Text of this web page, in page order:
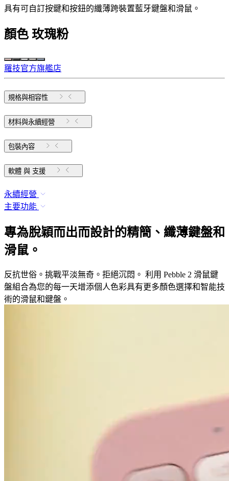
具有可自訂按鍵和按鈕的纖薄跨裝置藍牙鍵盤和滑鼠。
顏色 玫瑰粉
羅技官方旗艦店
規格與相容性
材料與永續經營
包裝內容
軟體 與 支援
永續經營
主要功能
專為脫穎而出而設計的精簡、纖薄鍵盤和
滑鼠。
反抗世俗。挑戰平淡無奇。拒絕沉悶。 利用 Pebble 2 滑鼠鍵
盤組合為您的每一天增添個人色彩具有更多顏色選擇和智能技
術的滑鼠和鍵盤。